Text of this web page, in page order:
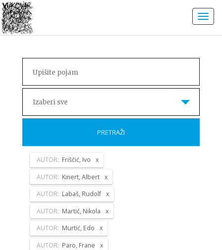
Izaberi sve
PRETRAŽI
AUTOR: Friščić, Ivo
AUTOR: Kinert, Albert
AUTOR: Labaš, Rudolf
AUTOR: Martić, Nikola
AUTOR: Murtić, Edo
AUTOR: Paro, Frane